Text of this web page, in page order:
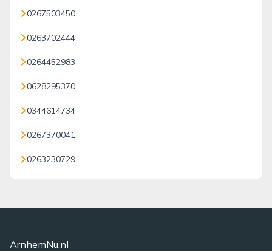
0267503450
0263702444
0264452983
0628295370
0344614734
0267370041
0263230729
ArnhemNu.nl